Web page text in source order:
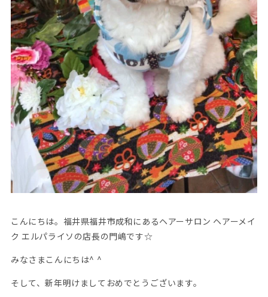
こんにちは。福井県福井市成和にあるヘアーサロン ヘアーメイ
ク エルパライソの店長の門嶋です☆
みなさまこんにちは^ ^
そして、新年明けましておめでとうございます。